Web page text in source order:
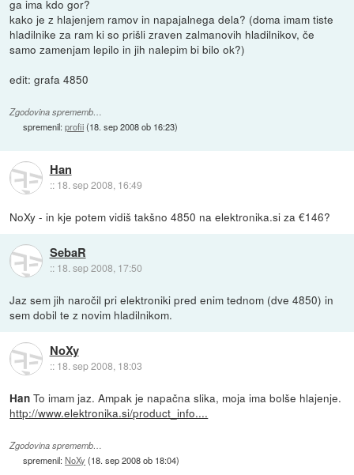
ga ima kdo gor?
kako je z hlajenjem ramov in napajalnega dela? (doma imam tiste
hladilnike za ram ki so prišli zraven zalmanovih hladilnikov, če
samo zamenjam lepilo in jih nalepim bi bilo ok?)
edit: grafa 4850
Zgodovina sprememb…
spremenil:profii(18. sep 2008 ob 16:23)
Han
:: 18. sep 2008, 16:49
NoXy - in kje potem vidiš takšno 4850 na elektronika.si za €146?
SebaR
:: 18. sep 2008, 17:50
Jaz sem jih naročil pri elektroniki pred enim tednom (dve 4850) in
sem dobil te z novim hladilnikom.
NoXy
:: 18. sep 2008, 18:03
Han To imam jaz. Ampak je napačna slika, moja ima bolše hlajenje.
http://www.elektronika.si/product_info....
Zgodovina sprememb…
spremenil:NoXy (18. sep 2008 ob 18:04)